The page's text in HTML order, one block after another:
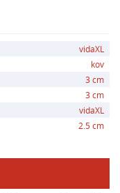
vidaXL
kov
3 cm
3 cm
vidaXL
2.5 cm